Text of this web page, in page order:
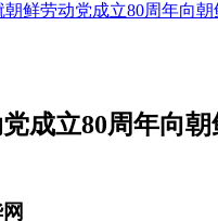
朝鲜劳动党成立80周年向
成立80周年向